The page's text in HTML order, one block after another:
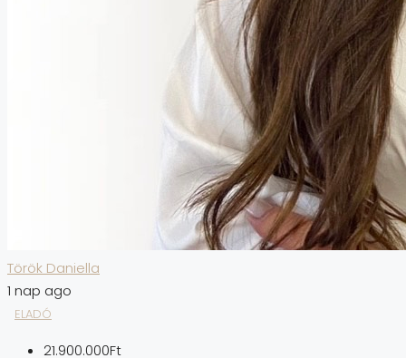
Török Daniella
1 nap ago
ELADÓ
21.900.000Ft